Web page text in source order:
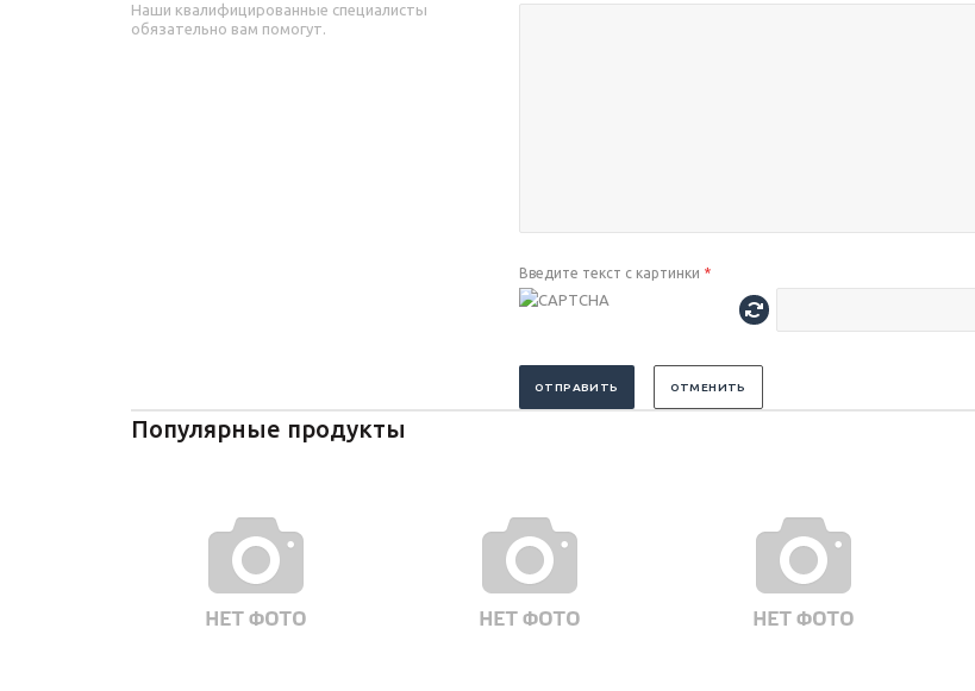
Наши квалифицированные специалисты
обязательно вам помогут.
Введите текст с картинки *
ОТПРАВИТЬ ОТМЕНИТЬ
Популярные продукты